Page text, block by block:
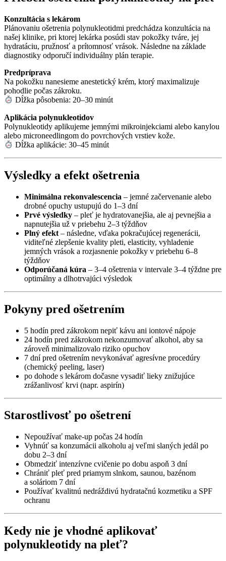
Konzultácia s lekárom
Plánovaniu ošetrenia polynukleotidmi predchádza konzultácia na
našej klinike, pri ktorej lekárka posúdi stav pokožky tváre, jej
hydratáciu, pružnosť a prítomnosť vrások. Následne na základe
diagnostiky odporučí individuálny plán terapie.
Predpríprava
Na pokožku nanesieme anestetický krém, ktorý maximalizuje
pohodlie počas zákroku.
Dĺžka pôsobenia: 20–30 minút
Aplikácia polynukleotidov
Polynukleotidy aplikujeme jemnými mikroinjekciami alebo kanylou
alebo microneedlingom do povrchových vrstiev kože.
Dĺžka aplikácie: 30–45 minút
Výsledky a efekt ošetrenia
Minimálna rekonvalescencia – jemné začervenanie alebo
drobné opuchy ustupujú do 1–3 dní
Prvé výsledky – pleť je hydratovanejšia, ale aj pevnejšia a
napnutejšia už v priebehu 2–3 týždňov
Plný efekt – následne, vďaka pokračujúcej regenerácii,
viditeľné zlepšenie kvality pleti, elasticity, vyhladenie
jemných vrások a rozjasnenie pokožky v priebehu 6–8
týždňov
Odporúčaná kúra – 3–4 ošetrenia v intervale 3–4 týždne pre
optimálny a dlhotrvajúci výsledok
Pokyny pred ošetrením
5 hodín pred zákrokom nepiť kávu ani iontové nápoje
24 hodín pred zákrokom nekonzumovať alkohol, aby sa
zároveň minimalizovalo riziko opuchov
7 dní pred ošetrením nevykonávať agresívne procedúry
(chemický peeling, laser)
po dohode s lekárom dočasne vysadiť lieky znižujúce
zrážanlivosť krvi (napr. aspirín)
Starostlivosť po ošetrení
Nepoužívať make-up počas 24 hodín
Vyhnúť sa konzumácii alkoholu aj veľmi slaných jedál po
dobu 2–3 dní
Obmedziť intenzívne cvičenie po dobu aspoň 3 dní
Chrániť pleť pred priamym slnkom, saunou, bazénom
a soláriom 7 dní
Používať kvalitnú nedráždivú hydratačnú kozmetiku a SPF
ochranu
Kedy nie je vhodné aplikovať
polynukleotidy na pleť?